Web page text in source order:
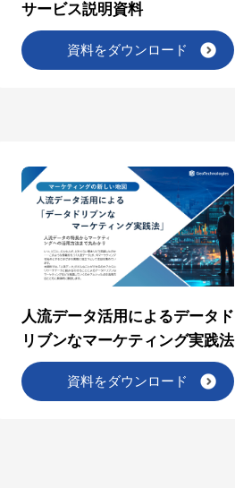
サービス説明資料
資料をダウンロード
人流データ活用によるデータド
リブンなマーケティング実践法
資料をダウンロード